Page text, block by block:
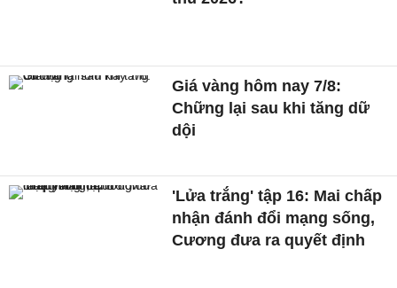
Giá vàng hôm nay 7/8:
Chững lại sau khi tăng dữ
dội
'Lửa trắng' tập 16: Mai chấp
nhận đánh đổi mạng sống,
Cương đưa ra quyết định